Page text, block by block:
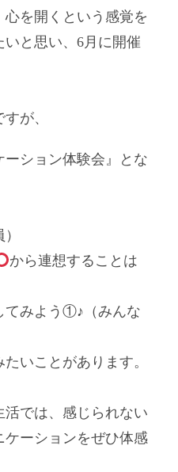
を開くという感覚を
と思い、6月に開催
が、
ーション体験会』とな
）
から連想することは
てみよう①♪（みんな
いことがあります。
では、感じられない
ーションをぜひ体感